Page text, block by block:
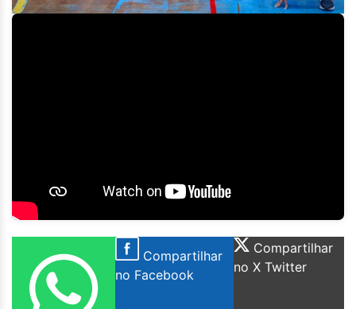
Compartilhar
no Facebook
Compartilhar
no X Twitter